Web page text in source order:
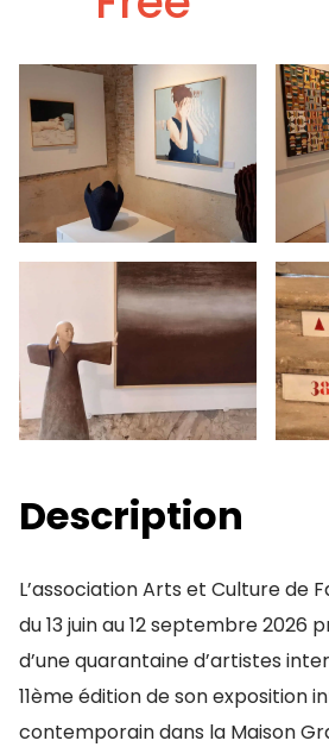
Description
L’association Arts et Culture de
du 13 juin au 12 septembre 2026
d’une quarantaine d’artistes
11ème édition de son exposition
contemporain dans la Maison